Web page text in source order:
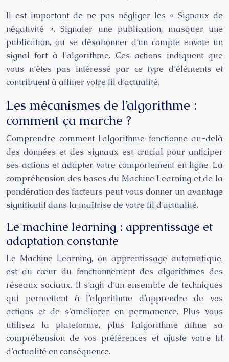
Il est important de ne pas négliger les « Signaux de
négativité ». Signaler une publication, masquer une
publication, ou se désabonner d’un compte envoie un
signal fort à l’algorithme. Ces actions indiquent que
vous n’êtes pas intéressé par ce type d’éléments et
contribuent à affiner votre fil d’actualité.
Les mécanismes de l’algorithme :
comment ça marche ?
Comprendre comment l’algorithme fonctionne au-delà
des données et des signaux est crucial pour anticiper
ses actions et adapter votre comportement en ligne. La
compréhension des bases du Machine Learning et de la
pondération des facteurs peut vous donner un avantage
significatif dans la maîtrise de votre fil d’actualité.
Le machine learning : apprentissage et
adaptation constante
Le Machine Learning, ou apprentissage automatique,
est au cœur du fonctionnement des algorithmes des
réseaux sociaux. Il s’agit d’un ensemble de techniques
qui permettent à l’algorithme d’apprendre de vos
actions et de s’améliorer en permanence. Plus vous
utilisez la plateforme, plus l’algorithme affine sa
compréhension de vos préférences et ajuste votre fil
d’actualité en conséquence.